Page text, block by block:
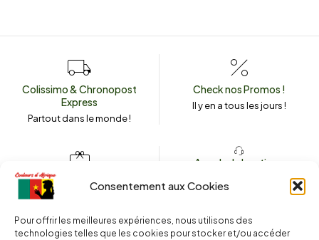
Consentement aux Cookies
Pour offrir les meilleures expériences, nous utilisons des
technologies telles que les cookies pour stocker et/ou accéder
Colissimo & Chronopost
Express
Partout dans le monde !
Check nos Promos !
Il y en a tous les jours !
Envoyez un message
couleursdafrique974.com
Appeler la boutique